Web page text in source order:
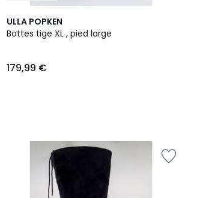
ULLA POPKEN
Bottes tige XL , pied large
179,99 €